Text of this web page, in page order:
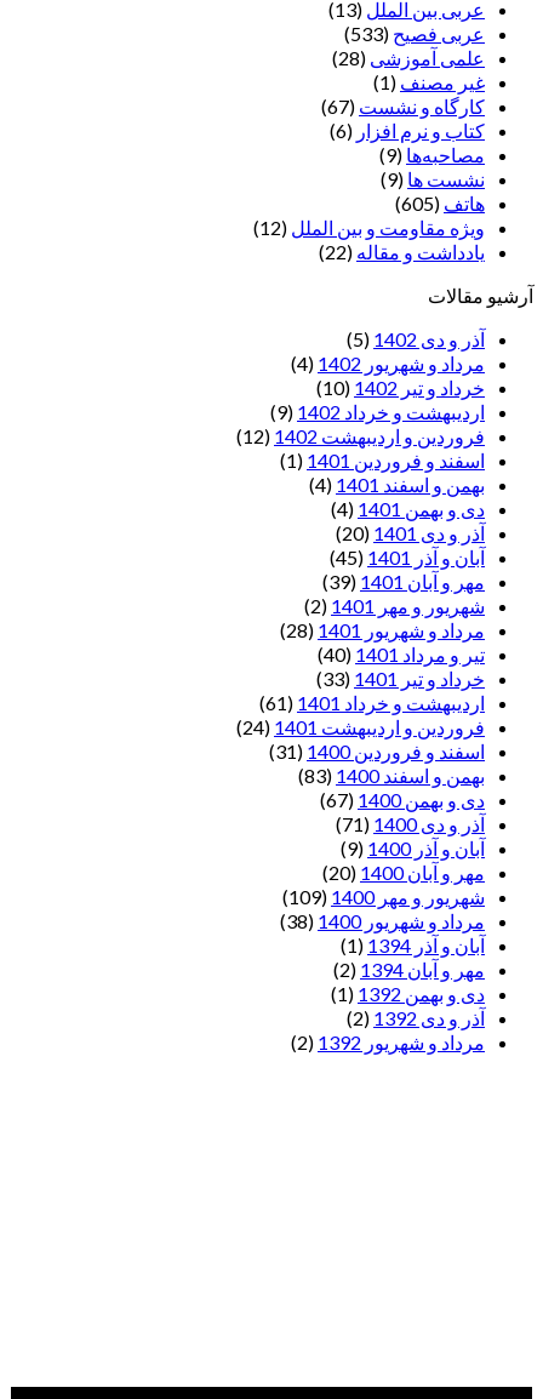
عربی بین الملل (13)
عربی فصیح (533)
علمی آموزشی (28)
غير مصنف (1)
کارگاه و نشست (67)
کتاب و نرم افزار (6)
مصاحبه‌ها (9)
نشست ها (9)
هاتف (605)
ویژه مقاومت و بین الملل (12)
یادداشت‌ و مقاله (22)
آرشیو مقالات
آذر و دی 1402
(5)
مرداد و شهریور 1402
(4)
خرداد و تیر 1402
(10)
اردیبهشت و خرداد 1402
(9)
فروردین و اردیبهشت 1402
(12)
اسفند و فروردین 1401
(1)
بهمن و اسفند 1401
(4)
دی و بهمن 1401
(4)
آذر و دی 1401
(20)
آبان و آذر 1401
(45)
مهر و آبان 1401
(39)
شهریور و مهر 1401
(2)
مرداد و شهریور 1401
(28)
تیر و مرداد 1401
(40)
خرداد و تیر 1401
(33)
اردیبهشت و خرداد 1401
(61)
فروردین و اردیبهشت 1401
(24)
اسفند و فروردین 1400
(31)
بهمن و اسفند 1400
(83)
دی و بهمن 1400
(67)
آذر و دی 1400
(71)
آبان و آذر 1400
(9)
مهر و آبان 1400
(20)
شهریور و مهر 1400
(109)
مرداد و شهریور 1400
(38)
آبان و آذر 1394
(1)
مهر و آبان 1394
(2)
دی و بهمن 1392
(1)
آذر و دی 1392
(2)
مرداد و شهریور 1392
(2)